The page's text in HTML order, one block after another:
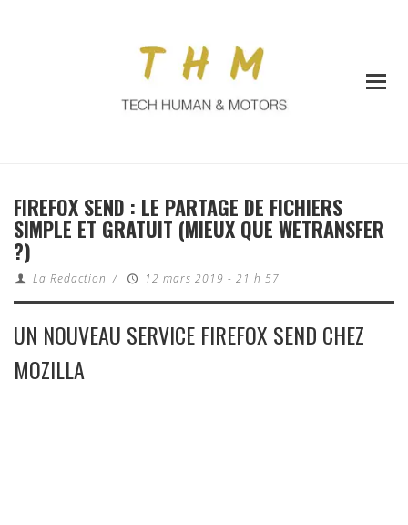
FIREFOX SEND : LE PARTAGE DE FICHIERS
SIMPLE ET GRATUIT (MIEUX QUE WETRANSFER
?)
La Redaction / 12 mars 2019 - 21 h 57
UN NOUVEAU SERVICE FIREFOX SEND CHEZ
MOZILLA